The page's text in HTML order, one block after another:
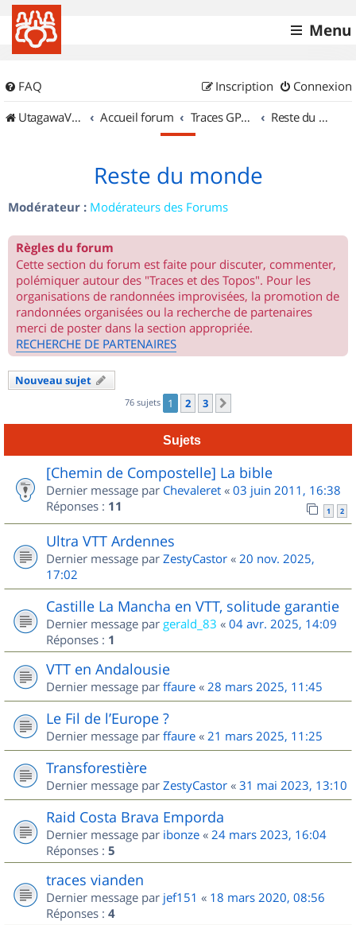
Menu
FAQ Connexion
Inscription
UtagawaVTT (Randos VTT et VTTAE avec traces GPS)
Accueil forum Traces GPS de randos VTT Reste du monde
Reste du monde
Modérateur : Modérateurs des Forums
Règles du forum
Cette section du forum est faite pour discuter, commenter,
polémiquer autour des "Traces et des Topos". Pour les
organisations de randonnées improvisées, la promotion de
randonnées organisées ou la recherche de partenaires
merci de poster dans la section appropriée.
RECHERCHE DE PARTENAIRES
Nouveau sujet
76 sujets 1 2 3
Sujets
[Chemin de Compostelle] La bible
Dernier message par Chevaleret « 03 juin 2011, 16:38
Réponses : 11 1 2
Ultra VTT Ardennes
Dernier message par ZestyCastor « 20 nov. 2025,
17:02
Castille La Mancha en VTT, solitude garantie
Dernier message par gerald_83 « 04 avr. 2025, 14:09
Réponses : 1
VTT en Andalousie
Dernier message par ffaure « 28 mars 2025, 11:45
Le Fil de l’Europe ?
Dernier message par ffaure « 21 mars 2025, 11:25
Transforestière
Dernier message par ZestyCastor « 31 mai 2023, 13:10
Raid Costa Brava Emporda
Dernier message par ibonze « 24 mars 2023, 16:04
Réponses : 5
traces vianden
Dernier message par jef151 « 18 mars 2020, 08:56
Réponses : 4